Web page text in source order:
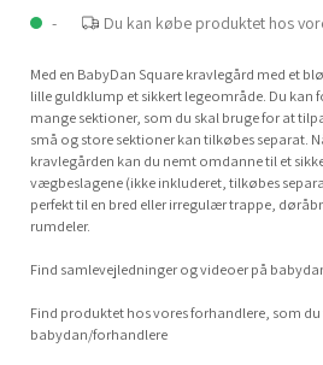
- Du kan købe produktet hos
Med en BabyDan Square kravlegård med et
lille guldklump et sikkert legeområde. Du kan
mange sektioner, som du skal bruge for at
små og store sektioner kan tilkøbes separat.
kravlegården kan du nemt omdanne til et
vægbeslagene (ikke inkluderet, tilkøbes
perfekt til en bred eller irregulær trappe,
rumdeler.
Find samlevejledninger og videoer på
Find produktet hos vores forhandlere, som
babydan/forhandlere